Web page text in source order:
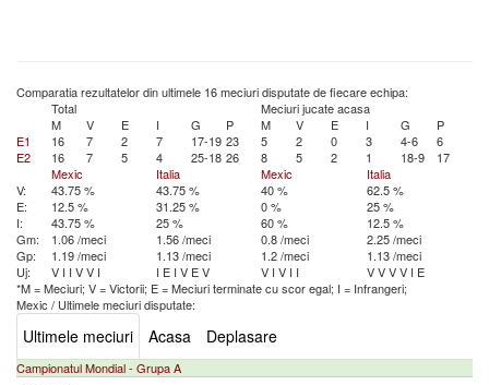
Comparatia rezultatelor din ultimele 16 meciuri disputate de fiecare echipa:
Total
Meciuri jucate acasa
M
V E I G P M V E I G
P
E1
16 7 2 7 17-19 23 5 2 0 3 4-6
6
E2
16 7 5 4 25-18 26 8 5 2 1 18-9
17
Mexic
Italia Mexic
Italia
V:
43.75 % 43.75 % 40 %
62.5 %
E:
12.5 % 31.25 % 0 %
25 %
I:
43.75 % 25 % 60 %
12.5 %
Gm:
1.06 /meci 1.56 /meci 0.8 /meci
2.25 /meci
Gp:
1.19 /meci 1.13 /meci 1.2 /meci
1.13 /meci
Uj:
V I I VV I I E I V EV V I V I I VVVV I E
*M = Meciuri; V = Victorii; E = Meciuri terminate cu scor egal; I = Infrangeri;
Mexic / Ultimele meciuri disputate:
Ultimele meciuri Acasa Deplasare
Campionatul Mondial - Grupa A